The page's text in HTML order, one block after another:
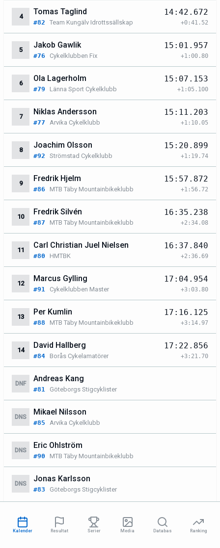
4
Tomas Taglind
#82 Team Kungälv Idrottssällskap
14:42.672
+0:41.52
5
Jakob Gawlik
#76 Cykelklubben Fix
15:01.957
+1:00.80
6
Ola Lagerholm
#79 Länna Sport Cykelklubb
15:07.153
+1:05.100
7
Niklas Andersson
#77 Arvika Cykelklubb
15:11.203
+1:10.05
8
Joachim Olsson
#92 Strömstad Cykelklubb
15:20.899
+1:19.74
9
Fredrik Hjelm
#86 MTB Täby Mountainbikeklubb
15:57.872
+1:56.72
10
Fredrik Silvén
#87 MTB Täby Mountainbikeklubb
16:35.238
+2:34.08
11
Carl Christian Juel Nielsen
#80 HMTBK
16:37.840
+2:36.69
12
Marcus Gylling
#91 Cykelklubben Master
17:04.954
+3:03.80
13
Per Kumlin
#88 MTB Täby Mountainbikeklubb
17:16.125
+3:14.97
14
David Hallberg
#84 Borås Cykelamatörer
17:22.856
+3:21.70
DNF
Andreas Kang
#81 Göteborgs Stigcyklister
DNS
Mikael Nilsson
#85 Arvika Cykelklubb
DNS
Eric Ohlström
#90 MTB Täby Mountainbikeklubb
DNS
Jonas Karlsson
#83 Göteborgs Stigcyklister
Motion Mellan SPONSOR
Kalender Resultat Serier Media Databas Ranking